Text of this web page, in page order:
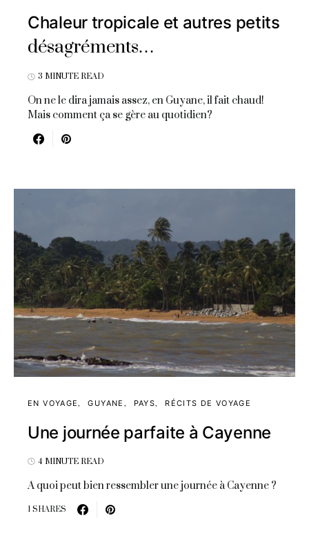
Chaleur tropicale et autres petits
désagréments…
3 MINUTE READ
On ne le dira jamais assez, en Guyane, il fait chaud!
Mais comment ça se gère au quotidien?
EN VOYAGE GUYANE PAYS RÉCITS DE VOYAGE
Une journée parfaite à Cayenne
4 MINUTE READ
A quoi peut bien ressembler une journée à Cayenne ?
1 SHARES